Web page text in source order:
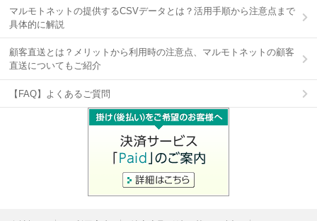
マルモトネットの提供するCSVデータとは？活用手順から注意点まで
具体的に解説
顧客直送とは？メリットから利用時の注意点、マルモトネットの顧客
直送についてもご紹介
【FAQ】よくあるご質問